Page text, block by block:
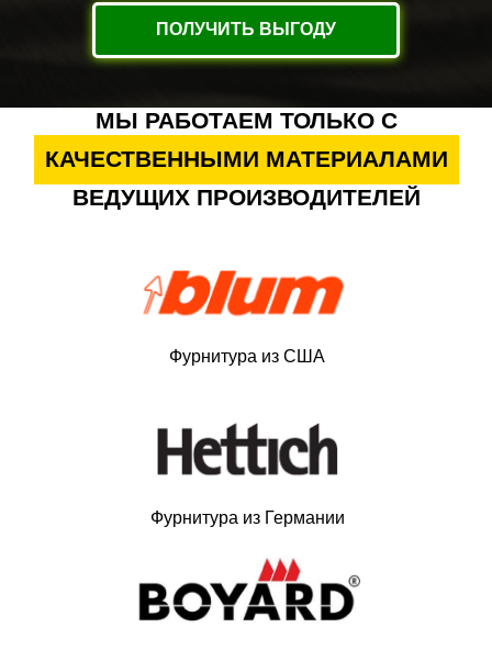
ПОЛУЧИТЬ ВЫГОДУ
МЫ РАБОТАЕМ ТОЛЬКО С
КАЧЕСТВЕННЫМИ МАТЕРИАЛАМИ
ВЕДУЩИХ ПРОИЗВОДИТЕЛЕЙ
Фурнитура из США
Фурнитура из Германии